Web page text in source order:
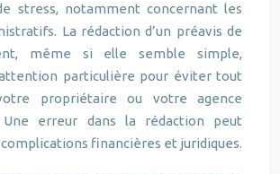
stress, notamment concernant les
La rédaction d’un préavis de
même si elle semble simple,
particulière pour éviter tout
propriétaire ou votre agence
Une erreur dans la rédaction peut
financières et juridiques.